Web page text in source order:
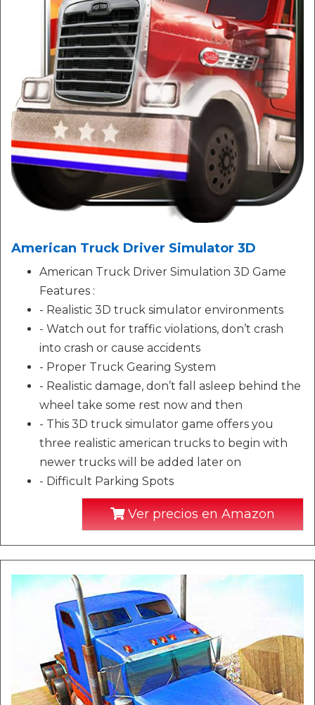
American Truck Driver Simulator 3D
American Truck Driver Simulation 3D Game
Features :
- Realistic 3D truck simulator environments
- Watch out for traffic violations, don’t crash
into crash or cause accidents
- Proper Truck Gearing System
- Realistic damage, don’t fall asleep behind the
wheel take some rest now and then
- This 3D truck simulator game offers you
three realistic american trucks to begin with
newer trucks will be added later on
- Difficult Parking Spots
Ver precios en Amazon